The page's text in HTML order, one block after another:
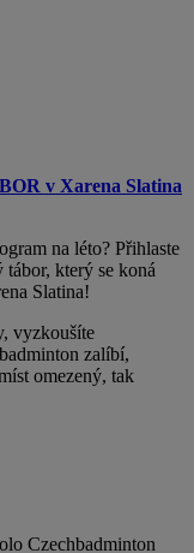
v Xarena Slatina
na léto? Přihlaste
který se koná
Slatina!
vyzkoušíte
zalíbí,
omezený, tak
Czechbadminton